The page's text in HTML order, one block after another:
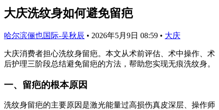
大庆洗纹身如何避免留疤
哈尔滨俪也国际-吴秋辰 • 2026年5月9日 08:59 • 大庆
大庆消费者担心洗纹身留疤。本文从术前评估、术中操作、术
后护理三阶段总结避免留疤的方法，帮助您实现无痕洗纹身。
一、留疤的根本原因
洗纹身留疤的主要原因是激光能量过高损伤真皮深层、操作师